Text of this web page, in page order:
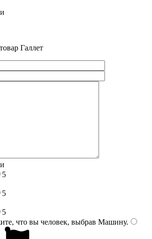
Галлет
5
5
5
что вы человек, выбрав Машину.